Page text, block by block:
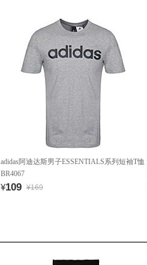
adidas阿迪达斯男子ESSENTIALS系列短袖T恤
BR4067
¥109 ¥169